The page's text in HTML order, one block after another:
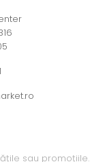
sau promoțiile.